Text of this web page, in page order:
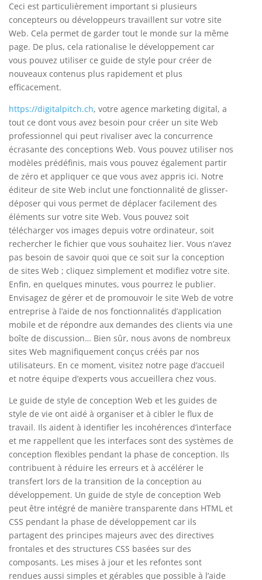
Ceci est particulièrement important si plusieurs
concepteurs ou développeurs travaillent sur votre site
Web. Cela permet de garder tout le monde sur la même
page. De plus, cela rationalise le développement car
vous pouvez utiliser ce guide de style pour créer de
nouveaux contenus plus rapidement et plus
efficacement.
https://digitalpitch.ch, votre agence marketing digital, a
tout ce dont vous avez besoin pour créer un site Web
professionnel qui peut rivaliser avec la concurrence
écrasante des conceptions Web. Vous pouvez utiliser nos
modèles prédéfinis, mais vous pouvez également partir
de zéro et appliquer ce que vous avez appris ici. Notre
éditeur de site Web inclut une fonctionnalité de glisser-
déposer qui vous permet de déplacer facilement des
éléments sur votre site Web. Vous pouvez soit
télécharger vos images depuis votre ordinateur, soit
rechercher le fichier que vous souhaitez lier. Vous n’avez
pas besoin de savoir quoi que ce soit sur la conception
de sites Web ; cliquez simplement et modifiez votre site.
Enfin, en quelques minutes, vous pourrez le publier.
Envisagez de gérer et de promouvoir le site Web de votre
entreprise à l’aide de nos fonctionnalités d’application
mobile et de répondre aux demandes des clients via une
boîte de discussion… Bien sûr, nous avons de nombreux
sites Web magnifiquement conçus créés par nos
utilisateurs. En ce moment, visitez notre page d’accueil
et notre équipe d’experts vous accueillera chez vous.
Le guide de style de conception Web et les guides de
style de vie ont aidé à organiser et à cibler le flux de
travail. Ils aident à identifier les incohérences d’interface
et me rappellent que les interfaces sont des systèmes de
conception flexibles pendant la phase de conception. Ils
contribuent à réduire les erreurs et à accélérer le
transfert lors de la transition de la conception au
développement. Un guide de style de conception Web
peut être intégré de manière transparente dans HTML et
CSS pendant la phase de développement car ils
partagent des principes majeurs avec des directives
frontales et des structures CSS basées sur des
composants. Les mises à jour et les refontes sont
rendues aussi simples et gérables que possible à l’aide